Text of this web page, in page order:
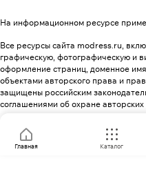
На информационном ресурсе
Все ресурсы сайта modress.ru,
графическую, фотографическую и
оформление страниц, доменное
объектами авторского права и
защищены российским
соглашениями об охране авторских
Главная Каталог